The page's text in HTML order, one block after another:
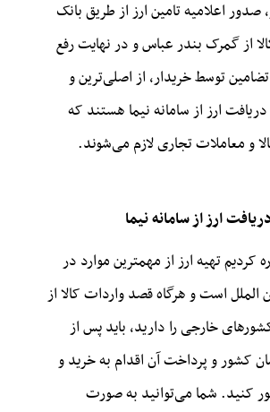
صدور اعلامیه تامین ارز از طریق بانک
از گمرک بندر عباسو در نهایت رفع
توسط خریدار، از اصلی‌ترین و
ارز از سامانه نیما هستند که
و معاملات تجاری لازم می‌شوند.
ارز از سامانه نیما
کردیم تهیه ارز از مهمترین موارد در
الملل است و هرگاه قصدواردات کالا از
خارجی را دارید، باید پس از
کشور و پرداخت آن اقدام به خرید و
کنید. شما می‌توانید به صورت